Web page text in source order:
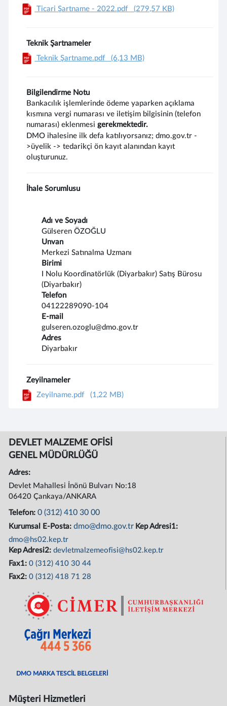
Ticari Şartname - 2022.pdf (279,57 KB)
Teknik Şartnameler
Teknik Şartname.pdf
(6,13 MB)
Bilgilendirme Notu
Bankacılık işlemlerinde ödeme yaparken açıklama
kısmına vergi numarası ve iletişim bilgisinin (telefon
numarası) eklenmesigerekmektedir.
DMO ihalesine ilk defa katılıyorsanız; dmo.gov.tr -
>üyelik -> tedarikçi ön kayıt alanından kayıt
oluşturunuz.
İhale Sorumlusu
Adı ve Soyadı
Gülseren ÖZOĞLU
Unvan
Merkezi Satınalma Uzmanı
Birimi
I Nolu Koordinatörlük (Diyarbakır) Satış Bürosu
(Diyarbakır)
Telefon
04122289090-104
E-mail
gulseren.ozoglu@dmo.gov.tr
Adres
Diyarbakır
Zeyilnameler
Zeyilname.pdf
(1,22 MB)
DEVLET MALZEME OFİSİ
GENEL MÜDÜRLÜĞÜ
Adres:
Devlet Mahallesi İnönü Bulvarı No:18
06420 Çankaya/ANKARA
Telefon:0 (312) 410 30 00
Kurumsal E-Posta:dmo@dmo.gov.tr Kep Adresi1:
dmo@hs02.kep.tr
Kep Adresi2:devletmalzemeofisi@hs02.kep.tr
Fax1:0 (312) 410 30 44
Fax2:0 (312) 418 71 28
DMO MARKA TESCİL BELGELERİ
Müşteri Hizmetleri